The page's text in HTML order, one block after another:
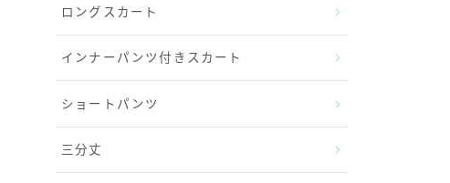
ロングスカート
インナーパンツ付きスカート
ショートパンツ
三分丈